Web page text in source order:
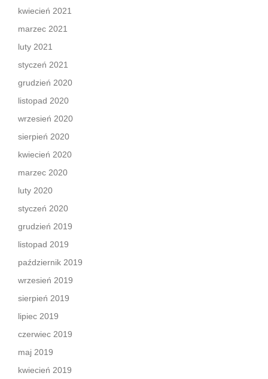
kwiecień 2021
marzec 2021
luty 2021
styczeń 2021
grudzień 2020
listopad 2020
wrzesień 2020
sierpień 2020
kwiecień 2020
marzec 2020
luty 2020
styczeń 2020
grudzień 2019
listopad 2019
październik 2019
wrzesień 2019
sierpień 2019
lipiec 2019
czerwiec 2019
maj 2019
kwiecień 2019